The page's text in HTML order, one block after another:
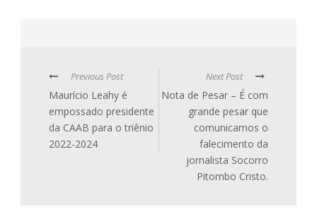
Previous Post
Maurício Leahy é
empossado presidente
da CAAB para o triênio
2022-2024
Next Post
Nota de Pesar – É com
grande pesar que
comunicamos o
falecimento da
jornalista Socorro
Pitombo Cristo.